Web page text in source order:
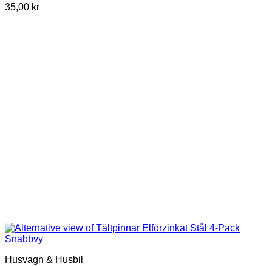
35,00 kr
Snabbvy
Husvagn & Husbil